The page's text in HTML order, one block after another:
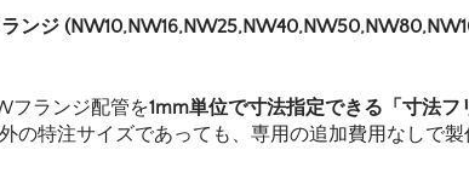
ンジ
フランジ配管を1mm単位で寸法指定できる「寸法フ
の特注サイズであっても、専用の追加費用なしで